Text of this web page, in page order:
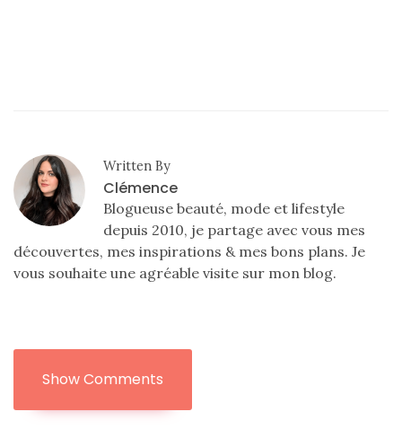
Written By
Clémence
Blogueuse beauté, mode et lifestyle
depuis 2010, je partage avec vous mes
découvertes, mes inspirations & mes bons plans. Je
vous souhaite une agréable visite sur mon blog.
Show Comments